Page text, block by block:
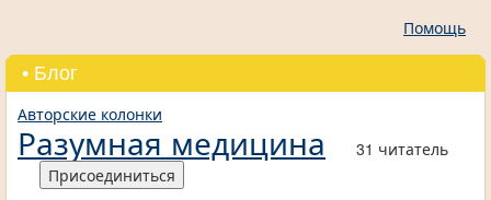
Помощь
• Блог
Авторские колонки
Разумная медицина
31 читатель
Присоединиться